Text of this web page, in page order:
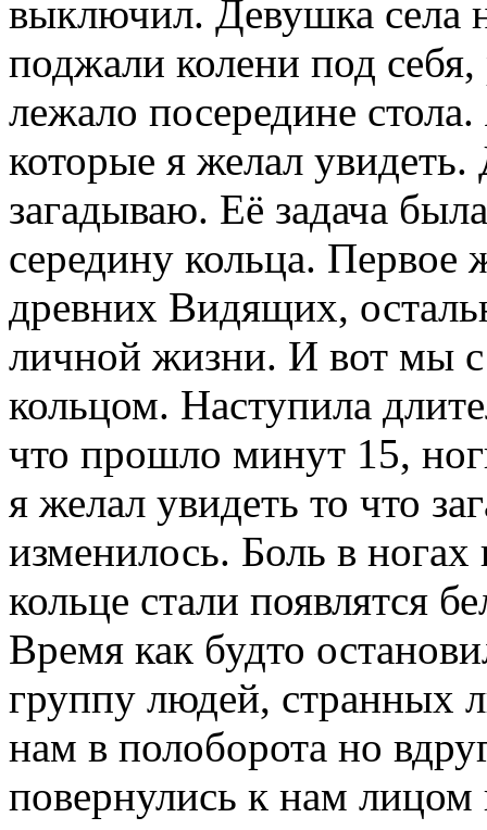
выключил. Девушка села
поджали колени под
лежало посередине
которые я желал
загадываю. Её задача
середину кольца. Первое
древних Видящих,
личной жизни. И вот мы
кольцом. Наступила
что прошло минут 15,
я желал увидеть то что
изменилось. Боль в ногах
кольце стали появлятся
Время как будто
группу людей, странных
нам в полоборота но
повернулись к нам